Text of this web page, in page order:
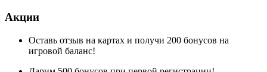
Акции
Оставь отзыв на картах и получи 200 бонусов на
игровой баланс!